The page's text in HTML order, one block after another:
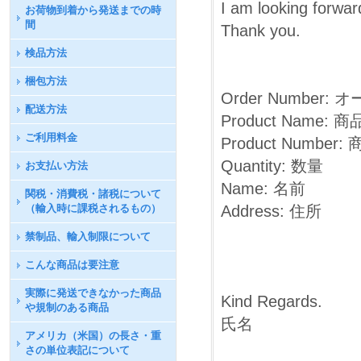
お荷物到着から発送までの時
間
検品方法
梱包方法
配送方法
ご利用料金
お支払い方法
関税・消費税・諸税について
（輸入時に課税されるもの）
禁制品、輸入制限について
こんな商品は要注意
実際に発送できなかった商品
や規制のある商品
アメリカ（米国）の長さ・重
さの単位表記について
I am looking
Thank you.
Order Number: オ
Product Name: 商
Product Number:
Quantity: 数量
Name: 名前
Address: 住所
Kind Regards.
氏名